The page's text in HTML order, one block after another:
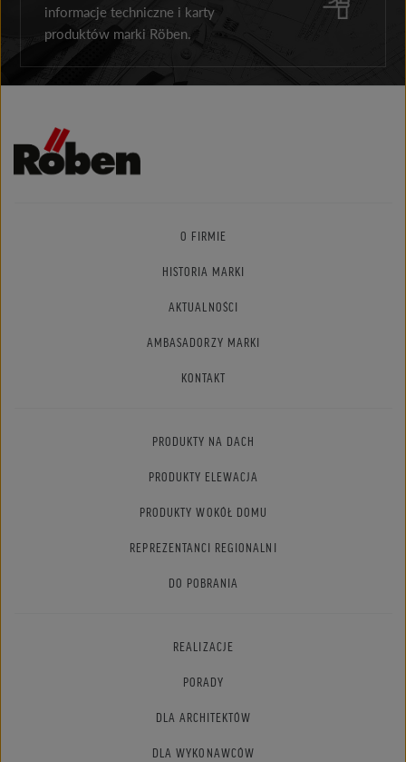
informacje techniczne i karty
produktów marki Röben.
O FIRMIE
HISTORIA MARKI
AKTUALNOŚCI
AMBASADORZY MARKI
KONTAKT
PRODUKTY NA DACH
PRODUKTY ELEWACJA
PRODUKTY WOKÓŁ DOMU
REPREZENTANCI REGIONALNI
DO POBRANIA
REALIZACJE
PORADY
DLA ARCHITEKTÓW
DLA WYKONAWCÓW